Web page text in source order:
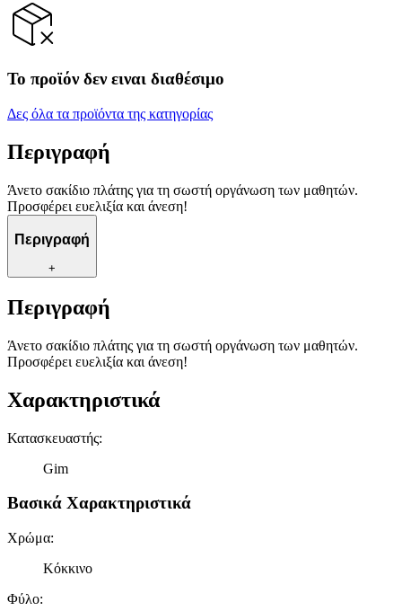
Το προϊόν δεν ειναι διαθέσιμο
Δες όλα τα προϊόντα της κατηγορίας
Περιγραφή
Άνετο σακίδιο πλάτης για τη σωστή οργάνωση των μαθητών.
Προσφέρει ευελιξία και άνεση!
Περιγραφή
+
Περιγραφή
Άνετο σακίδιο πλάτης για τη σωστή οργάνωση των μαθητών.
Προσφέρει ευελιξία και άνεση!
Χαρακτηριστικά
Κατασκευαστής:
Gim
Βασικά Χαρακτηριστικά
Χρώμα:
Κόκκινο
Φύλο: